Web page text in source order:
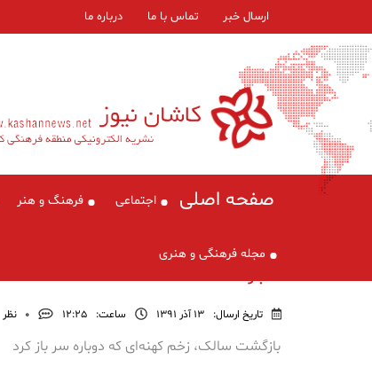
ارسال خبر تماس با ما درباره ما
صفحه اصلی اجتماعی فرهنگ و هنر
مجله فرهنگی و هنری
اخبار
تاریخ ارسال: 13 آذر 1391 ساعت: ۱۲:۲۵ 0 نظر
بازگشت سالک، زخم کهنه‌ای که دوباره سر باز کرد